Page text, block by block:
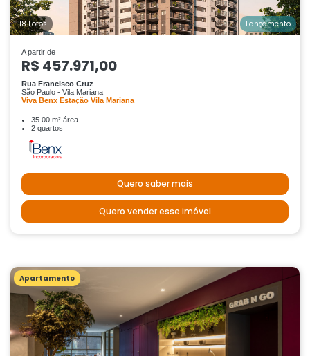
18 Fotos Lançamento
A partir de
R$ 457.971,00
Rua Francisco Cruz
São Paulo - Vila Mariana
Viva Benx Estação Vila Mariana
35.00 m² área
2 quartos
Quero saber mais
Quero vender esse imóvel
Apartamento